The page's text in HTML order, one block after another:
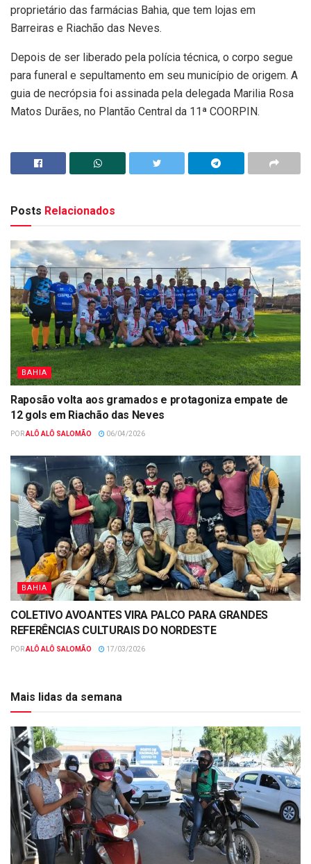
proprietário das farmácias Bahia, que tem lojas em
Barreiras e Riachão das Neves.
Depois de ser liberado pela polícia técnica, o corpo segue
para funeral e sepultamento em seu município de origem. A
guia de necrópsia foi assinada pela delegada Marilia Rosa
Matos Durães, no Plantão Central da 11ª COORPIN.
Posts Relacionados
BAHIA
Raposão volta aos gramados e protagoniza empate de
12 gols em Riachão das Neves
PORALÔ ALÔ SALOMÃO 06/04/2026
BAHIA
COLETIVO AVOANTES VIRA PALCO PARA GRANDES
REFERÊNCIAS CULTURAIS DO NORDESTE
PORALÔ ALÔ SALOMÃO 17/03/2026
Mais lidas da semana